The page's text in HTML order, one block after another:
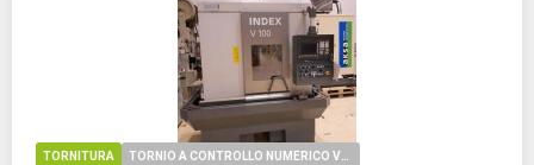
TORNITURA